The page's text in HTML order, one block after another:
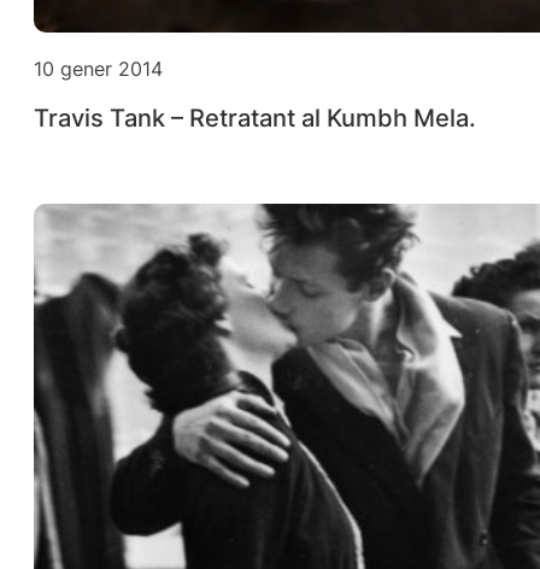
10 gener 2014
Travis Tank – Retratant al Kumbh Mela.